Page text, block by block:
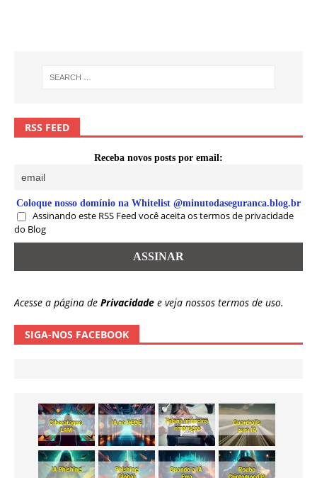
RSS FEED
Receba novos posts por email:
Coloque nosso domínio na Whitelist @minutodaseguranca.blog.br
Assinando este RSS Feed você aceita os termos de privacidade
do Blog
Acesse a página de Privacidade e veja nossos termos de uso.
SIGA-NOS FACEBOOK